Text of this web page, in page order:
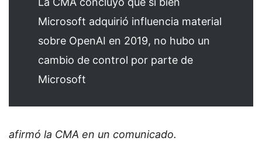
Microsoft adquirió influencia material
sobre OpenAI en 2019, no hubo un
cambio de control por parte de
Microsoft
afirmó la CMA en un comunicado.